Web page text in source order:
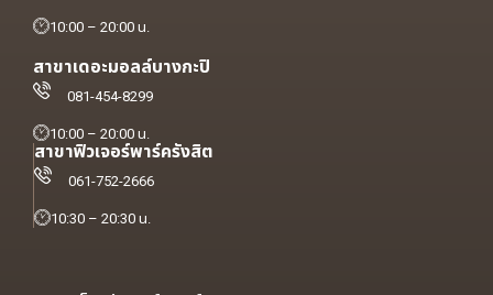
10:00 – 20:00 น.
สาขาเดอะมอลล์บางกะปิ
081-454-8299
10:00 – 20:00 น.
สาขาฟิวเจอร์พาร์ครังสิต
061-752-2666
10:30 – 20:30 น.